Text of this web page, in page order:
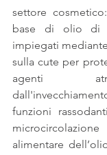
settore
base di olio di
impiegati
sulla cute per
agenti
funzioni
alimentare